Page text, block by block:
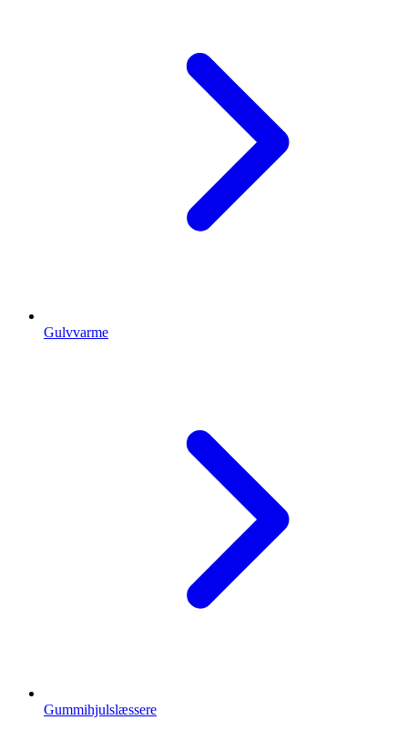
Gulvvarme
Gummihjulslæssere